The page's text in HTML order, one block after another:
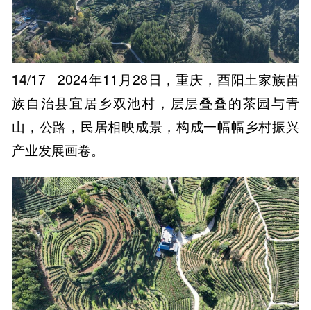
14/17
2024年11月28日，重庆，酉阳土家族苗
族自治县宜居乡双池村，层层叠叠的茶园与青
山，公路，民居相映成景，构成一幅幅乡村振兴
产业发展画卷。